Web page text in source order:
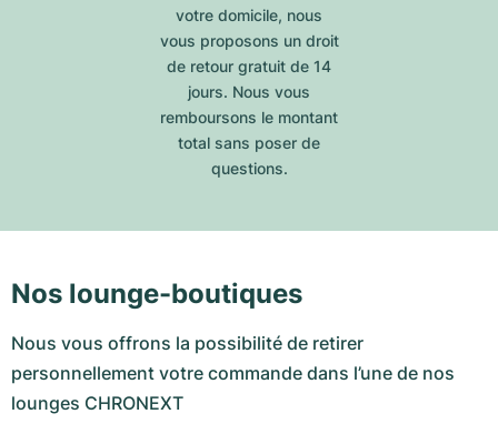
votre domicile, nous
vous proposons un droit
de retour gratuit de 14
jours. Nous vous
remboursons le montant
total sans poser de
questions.
Nos lounge-boutiques
Nous vous offrons la possibilité de retirer
personnellement votre commande dans l’une de nos
lounges CHRONEXT